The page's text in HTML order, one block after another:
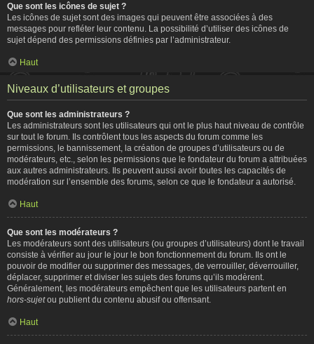
Que sont les icônes de sujet ?
Les icônes de sujet sont des images qui peuvent être associées à des
messages pour refléter leur contenu. La possibilité d’utiliser des icônes de
sujet dépend des permissions définies par l’administrateur.
Haut
Niveaux d’utilisateurs et groupes
Que sont les administrateurs ?
Les administrateurs sont les utilisateurs qui ont le plus haut niveau de contrôle
sur tout le forum. Ils contrôlent tous les aspects du forum comme les
permissions, le bannissement, la création de groupes d’utilisateurs ou de
modérateurs, etc., selon les permissions que le fondateur du forum a attribuées
aux autres administrateurs. Ils peuvent aussi avoir toutes les capacités de
modération sur l’ensemble des forums, selon ce que le fondateur a autorisé.
Haut
Que sont les modérateurs ?
Les modérateurs sont des utilisateurs (ou groupes d’utilisateurs) dont le travail
consiste à vérifier au jour le jour le bon fonctionnement du forum. Ils ont le
pouvoir de modifier ou supprimer des messages, de verrouiller, déverrouiller,
déplacer, supprimer et diviser les sujets des forums qu’ils modèrent.
Généralement, les modérateurs empêchent que les utilisateurs partent en
hors-sujetou publient du contenu abusif ou offensant.
Haut